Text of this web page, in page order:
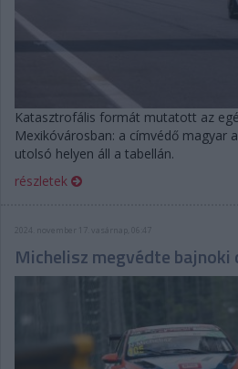
Katasztrofális formát mutatott az
Mexikóvárosban: a címvédő magyar
utolsó helyen áll a tabellán.
részletek
2024. november 17. vasárnap, 06:47
Michelisz megvédte bajnoki